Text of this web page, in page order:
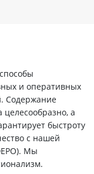
и оперативных
Содержание
целесообразно, а
быстроту
с нашей
Мы